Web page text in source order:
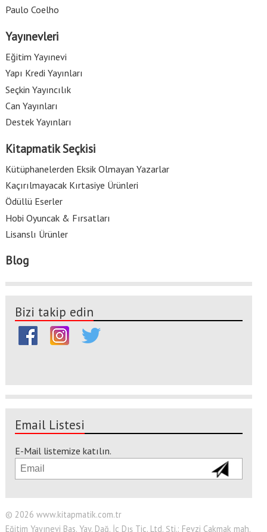
Paulo Coelho
Yayınevleri
Eğitim Yayınevi
Yapı Kredi Yayınları
Seçkin Yayıncılık
Can Yayınları
Destek Yayınları
Kitapmatik Seçkisi
Kütüphanelerden Eksik Olmayan Yazarlar
Kaçırılmayacak Kırtasiye Ürünleri
Ödüllü Eserler
Hobi Oyuncak & Fırsatları
Lisanslı Ürünler
Blog
Bizi takip edin
Email Listesi
E-Mail listemize katılın.
© 2026 www.kitapmatik.com.tr
Eğitim Yayınevi Bas. Yay. Dağ. İç Dış Tic. Ltd. Şti.: Fevzi Çakmak mah.